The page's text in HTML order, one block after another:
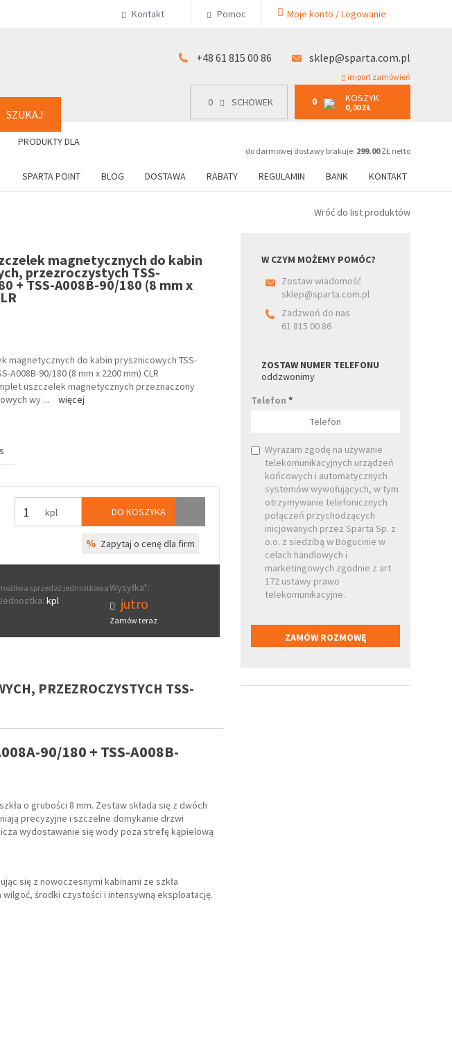
Kontakt Pomoc Moje konto / Logowanie
SZUKAJ
+48 61 815 00 86 sklep@sparta.com.pl
import zamówień
0 SCHOWEK 0 KOSZYK
0,00 ZŁ
do darmowej dostawy brakuje: 299.00ZŁ netto
PRODUKTY DLA
SPARTA POINT BLOG DOSTAWA RABATY REGULAMIN BANK KONTAKT
0 SCHOWEK 0 KOSZYK
0,00 ZŁ
+48 61 815 00 86
Wróć do list produktów
magnetycznych do kabin
przezroczystych TSS-
+ TSS-A008B-90/180 (8 mm x
magnetycznych do kabin prysznicowych TSS-
A008B-90/180 (8 mm x 2200 mm) CLR
uszczelek magnetycznych przeznaczony
wy ... więcej
kpl DO KOSZYKA
% Zapytaj o cenę dla firm
sprzedaż jednostkowa
kpl
Wysyłka*:
jutro
Zamów teraz
PRZEZROCZYSTYCH TSS-
90/180 + TSS-A008B-
o grubości 8 mm. Zestaw składa się z dwóch
precyzyjne i szczelne domykanie drzwi
wydostawanie się wody poza strefę kąpielową
się z nowoczesnymi kabinami ze szkła
środki czystości i intensywną eksploatację.
W CZYM MOŻEMY POMÓC?
Zostaw wiadomość
sklep@sparta.com.pl
Zadzwoń do nas
61 815 00 86
ZOSTAW NUMER TELEFONU
oddzwonimy
Telefon*
Wyrażam zgodę na używanie
telekomunikacyjnych urządzeń
końcowych i automatycznych
systemów wywołujących, w tym
otrzymywanie telefonicznych
połączeń przychodzących
inicjowanych przez Sparta Sp. z
o.o. z siedzibą w Bogucinie w
celach handlowych i
marketingowych zgodnie z art.
172 ustawy prawo
telekomunikacyjne.